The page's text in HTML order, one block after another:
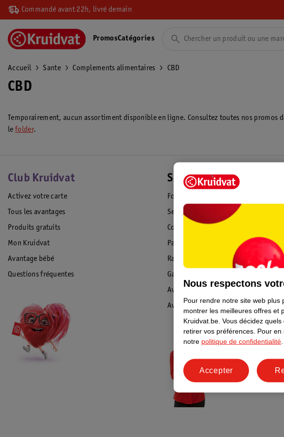
Commandé avant 22h, livré demain
PromosCatégories
Accueil Sante Complements alimentaires CBD
CBD
Temporairement, aucun assortiment disponible en ligne. Consultez toutes nos promos
le folder.
Club Kruidvat
Activez votre carte
Tous les avantages
Produits gratuits
Mon Kruidvat
Avantage bébé
Questions fréquentes
Service Clientèle
Foire aux questions
Service Clientèle
Commande & Livraison
Paiement
Rappel & Retour
Garantie
Avis de sécurité
Avis
Nous respectons
Pour rendre notre site web plus
montrer les meilleures offres et
Kruidvat.be. Vous décidez quels
retirer vos préférences. Pour en
notre politique de confidentialité
Accepter